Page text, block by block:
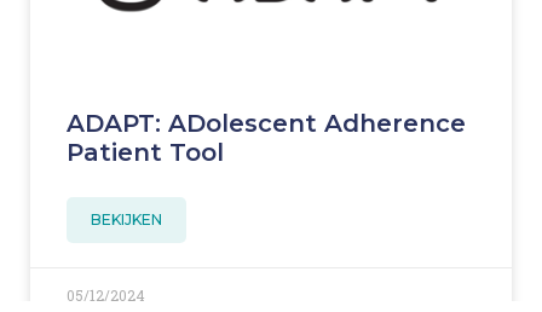
ADAPT: ADolescent Adherence
Patient Tool
BEKIJKEN
05/12/2024